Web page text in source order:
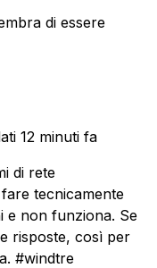
di essere
12 minuti fa
di rete
tecnicamente
e non funziona. Se
risposte, così per
#windtre